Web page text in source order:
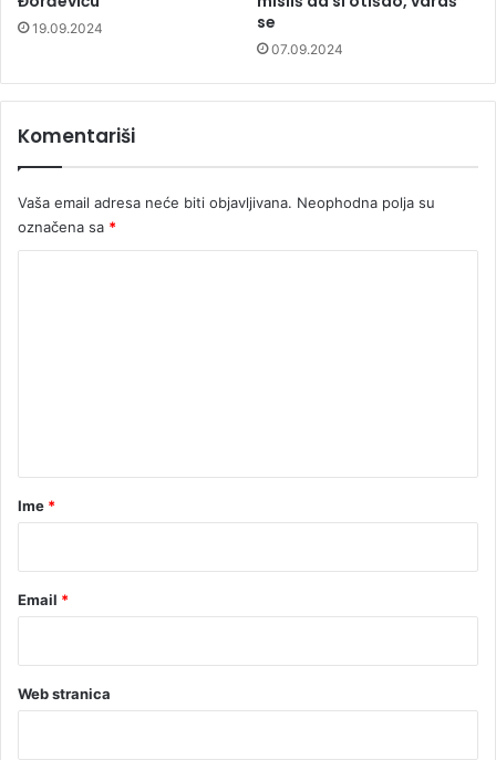
19.09.2024
se
07.09.2024
Komentariši
Vaša email adresa neće biti objavljivana. Neophodna polja su
označena sa *
rIme *
Email *
Web stranica